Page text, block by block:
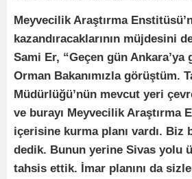
Meyvecilik Araştırma
kazandıracaklarının müjdesini
Sami Er, “Geçen gün Ankara’ya
Orman Bakanımızla görüştüm.
Müdürlüğü’nün mevcut yeri
ve burayı Meyvecilik Araştırma
içerisine kurma planı vardı. Biz
dedik. Bunun yerine Sivas yolu
tahsis ettik. İmar planını da